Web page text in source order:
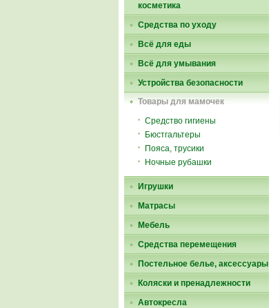
косметика
Средства по уходу
Всё для еды
Всё для умывания
Устройства безопасности
Товары для мамочек
Средство гигиены
Бюстгальтеры
Пояса, трусики
Ночные рубашки
Игрушки
Матрасы
Мебель
Средства перемещения
Постельное белье, аксессуары
Коляски и пренадлежности
Автокресла